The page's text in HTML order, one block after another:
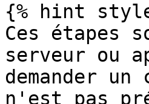
{% hint
Ces étapes
serveur ou
demander
n'est pas